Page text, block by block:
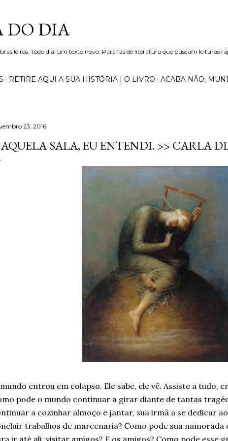
DO DIA
Todo dia, um texto novo. Para fãs de literatura que buscam leituras
RETIRE AQUI A SUA HISTÓRIA | O LIVRO ACABA NÃO,
23, 2016
SALA, EU ENTENDI. >> CARLA
entrou em colapso. Ele sabe, ele vê. Assiste a tudo,
pode o mundo continuar a girar diante de tantas
a cozinhar almoço e jantar, sua irmã a se dedicar
trabalhos de marcenaria? Como pode sua
ir até ali, visitar amigos? E os amigos? Como pode esse